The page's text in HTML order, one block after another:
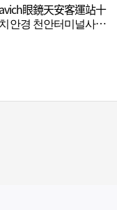
眼鏡天安客運站十
안경 천안터미널사거